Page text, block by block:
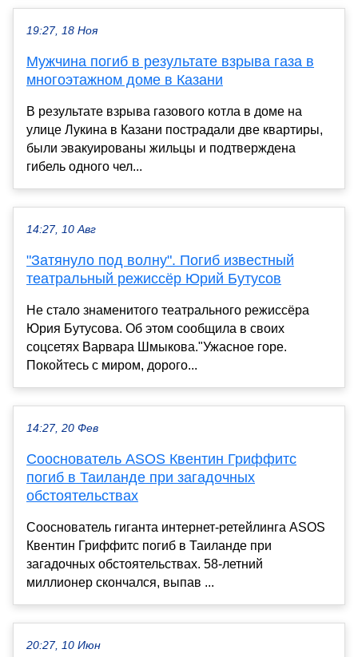
19:27, 18 Ноя
Мужчина погиб в результате взрыва газа в
многоэтажном доме в Казани
В результате взрыва газового котла в доме на
улице Лукина в Казани пострадали две квартиры,
были эвакуированы жильцы и подтверждена
гибель одного чел...
14:27, 10 Авг
"Затянуло под волну". Погиб известный
театральный режиссёр Юрий Бутусов
Не стало знаменитого театрального режиссёра
Юрия Бутусова. Об этом сообщила в своих
соцсетях Варвара Шмыкова."Ужасное горе.
Покойтесь с миром, дорого...
14:27, 20 Фев
Сооснователь ASOS Квентин Гриффитс
погиб в Таиланде при загадочных
обстоятельствах
Сооснователь гиганта интернет-ретейлинга ASOS
Квентин Гриффитс погиб в Таиланде при
загадочных обстоятельствах. 58-летний
миллионер скончался, выпав ...
20:27, 10 Июн